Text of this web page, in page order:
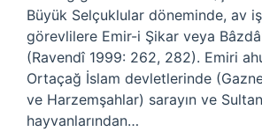
Büyük Selçuklular döneminde, av
görevlilere Emir-i Şikar veya
(Ravendî 1999: 262, 282). Emiri
Ortaçağ İslam devletlerinde
ve Harzemşahlar) sarayın ve
hayvanlarından…